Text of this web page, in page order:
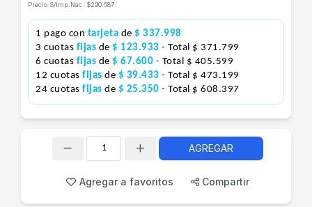
Precio S/Imp.Nac. $290.587
1 pago con tarjeta de $ 337.998
3 cuotas fijas de $ 123.933 - Total $ 371.799
6 cuotas fijas de $ 67.600 - Total $ 405.599
12 cuotas fijas de $ 39.433 - Total $ 473.199
24 cuotas fijas de $ 25.350 - Total $ 608.397
AGREGAR
Agregar a favoritos Compartir